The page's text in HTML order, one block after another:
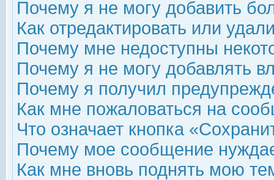
Почему я не могу добавить
Как отредактировать или
Почему мне недоступны
Почему я не могу добавлять
Почему я получил
Как мне пожаловаться на
Что означает кнопка
Почему мое сообщение
Как мне вновь поднять мою